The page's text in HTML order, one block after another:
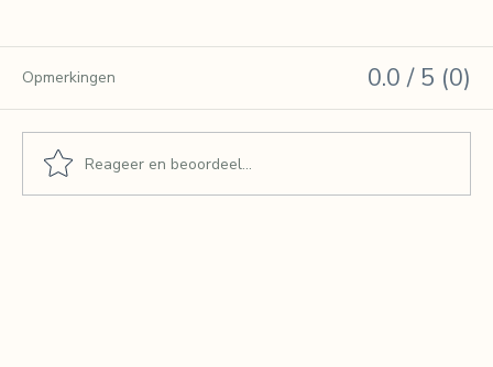
Opmerkingen 0.0 / 5 (0)
Reageer en beoordeel...